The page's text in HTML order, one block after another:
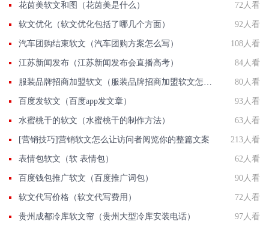
花茵美软文和图（花茵美是什么） 72人看
软文优化（软文优化包括了哪几个方面） 92人看
汽车团购结束软文（汽车团购方案怎么写） 108人看
江苏新闻发布（江苏新闻发布会直播高考） 84人看
服装品牌招商加盟软文（服装品牌招商加盟软文怎么写） 80人看
百度发软文（百度app发文章） 93人看
水蜜桃干的软文（水蜜桃干的制作方法） 63人看
[营销技巧]营销软文怎么让访问者阅览你的整篇文案 213人看
表情包软文（软 表情包） 62人看
百度钱包推广软文（百度推广词包） 90人看
软文代写价格（软文代写费用） 72人看
贵州成都冷库软文帘（贵州大型冷库安装电话） 97人看